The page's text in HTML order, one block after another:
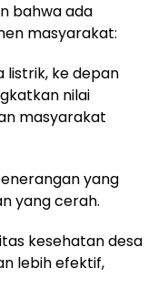
bahwa ada
masyarakat:
listrik, ke depan
nilai
masyarakat
yang
yang cerah.
kesehatan desa
lebih efektif,